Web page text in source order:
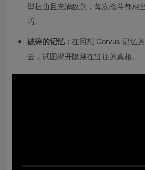
型扭曲且充满敌意，每次战斗都相
巧。
破碎的记忆： 在回想 Corvus 记忆
去，试图揭开隐藏在过往的真相。